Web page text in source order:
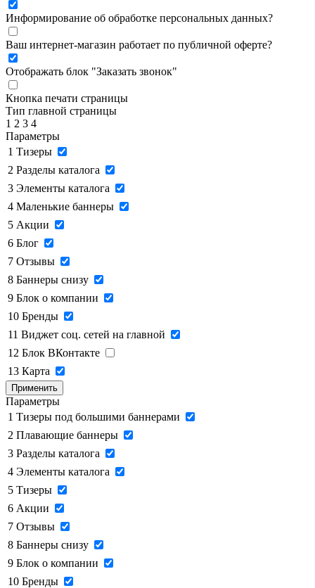
Информирование об обработке персональных данных?
Ваш интернет-магазин работает по публичной оферте?
Отображать блок "Заказать звонок"
Кнопка печати страницы
Тип главной страницы
1 2 3 4
Параметры
1 Тизеры
2 Разделы каталога
3 Элементы каталога
4 Маленькие баннеры
5 Акции
6 Блог
7 Отзывы
8 Баннеры снизу
9 Блок о компании
10 Бренды
11 Виджет соц. сетей на главной
12 Блок ВКонтакте
13 Карта
Применить
Параметры
1 Тизеры под большими баннерами
2 Плавающие баннеры
3 Разделы каталога
4 Элементы каталога
5 Тизеры
6 Акции
7 Отзывы
8 Баннеры снизу
9 Блок о компании
10 Бренды